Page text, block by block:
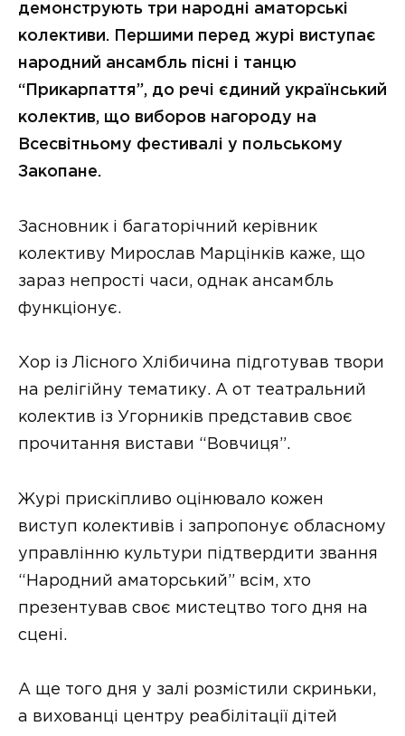
демонструють три народні аматорські
колективи. Першими перед журі виступає
народний ансамбль пісні і танцю
“Прикарпаття”, до речі єдиний український
колектив, що виборов нагороду на
Всесвітньому фестивалі у польському
Закопане.
Засновник і багаторічний керівник
колективу Мирослав Марцінків каже, що
зараз непрості часи, однак ансамбль
функціонує.
Хор із Лісного Хлібичина підготував твори
на релігійну тематику. А от театральний
колектив із Угорників представив своє
прочитання вистави “Вовчиця”.
Журі прискіпливо оцінювало кожен
виступ колективів і запропонує обласному
управлінню культури підтвердити звання
“Народний аматорський” всім, хто
презентував своє мистецтво того дня на
сцені.
А ще того дня у залі розмістили скриньки,
а вихованці центру реабілітації дітей